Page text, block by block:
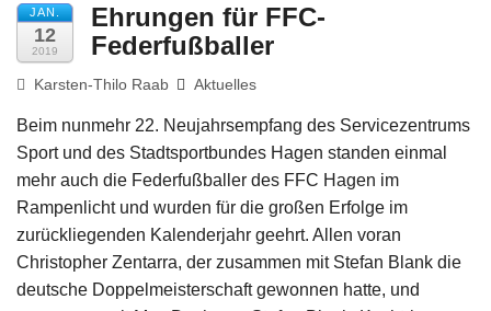
JAN.
12
2019
Ehrungen für FFC-
Federfußballer
Karsten-Thilo Raab Aktuelles
Beim nunmehr 22. Neujahrsempfang des Servicezentrums
Sport und des Stadtsportbundes Hagen standen einmal
mehr auch die Federfußballer des FFC Hagen im
Rampenlicht und wurden für die großen Erfolge im
zurückliegenden Kalenderjahr geehrt. Allen voran
Christopher Zentarra, der zusammen mit Stefan Blank die
deutsche Doppelmeisterschaft gewonnen hatte, und